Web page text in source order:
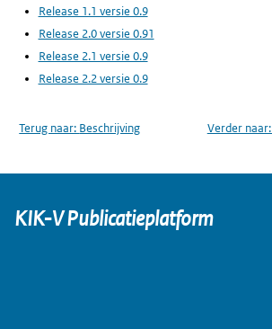
Release 1.1 versie 0.9
Release 2.0 versie 0.91
Release 2.1 versie 0.9
Release 2.2 versie 0.9
Terug naar: Beschrijving Verder naar:
KIK-V Publicatieplatform